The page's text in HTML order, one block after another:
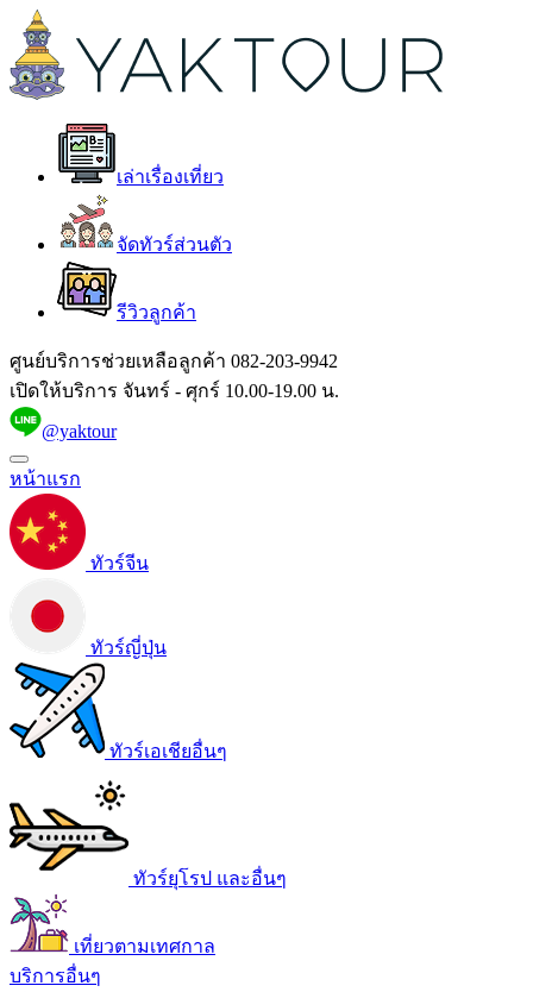
เล่าเรื่องเที่ยว
จัดทัวร์ส่วนตัว
รีวิวลูกค้า
ศูนย์บริการช่วยเหลือลูกค้า 082-203-9942
เปิดให้บริการ จันทร์ - ศุกร์ 10.00-19.00 น.
@yaktour
หน้าแรก
ทัวร์จีน
ทัวร์ญี่ปุ่น
ทัวร์เอเชียอื่นๆ
ทัวร์ยุโรป และอื่นๆ
เที่ยวตามเทศกาล
บริการอื่นๆ